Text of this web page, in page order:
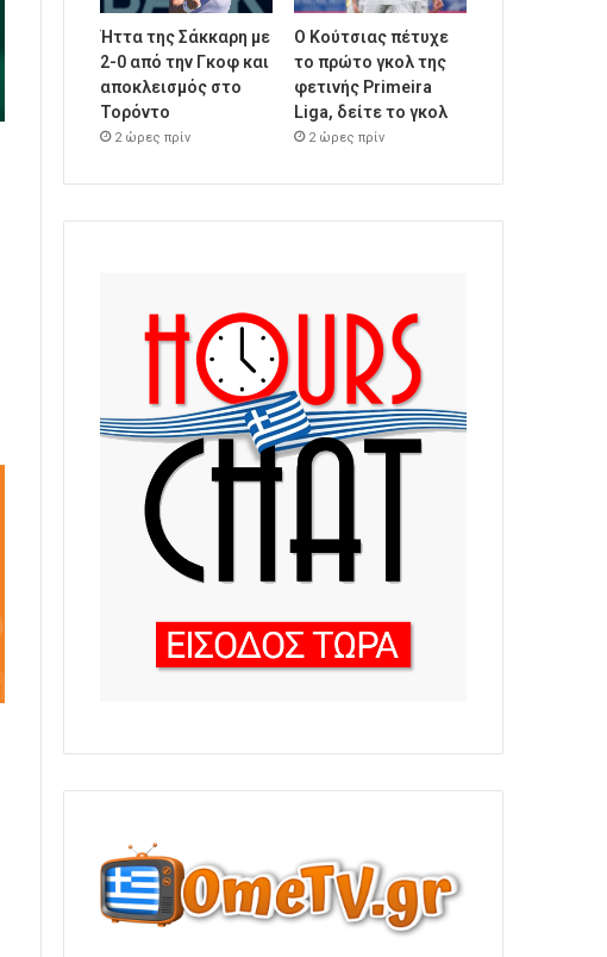
Ήττα της Σάκκαρη με
2-0 από την Γκοφ και
αποκλεισμός στο
Τορόντο
2 ώρες πρίν
Ο Κούτσιας πέτυχε
το πρώτο γκολ της
φετινής Primeira
Liga, δείτε το γκολ
2 ώρες πρίν